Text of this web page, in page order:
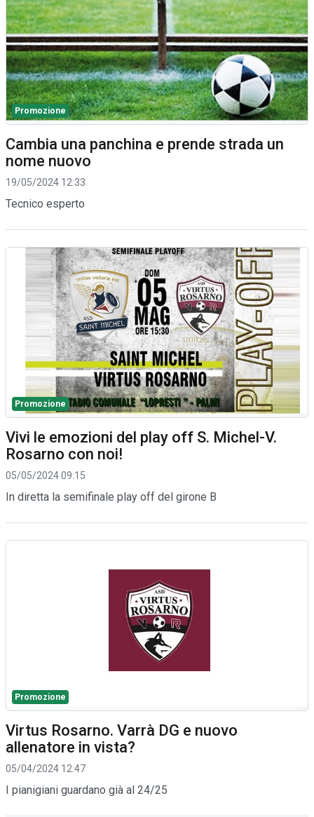
Promozione
Cambia una panchina e prende strada un
nome nuovo
19/05/2024 12:33
Tecnico esperto
Promozione
Vivi le emozioni del play off S. Michel-V.
Rosarno con noi!
05/05/2024 09:15
In diretta la semifinale play off del girone B
Promozione
Virtus Rosarno. Varrà DG e nuovo
allenatore in vista?
05/04/2024 12:47
I pianigiani guardano già al 24/25